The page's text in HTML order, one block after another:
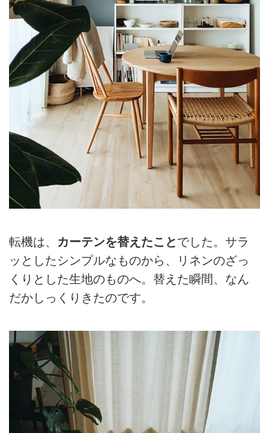
転機は、 カーテンを替えたことでした。サラ
ッとしたシンプルなものから、リネンのざっ
くりとした生地のものへ。替えた瞬間、なん
だかしっくりきたのです。